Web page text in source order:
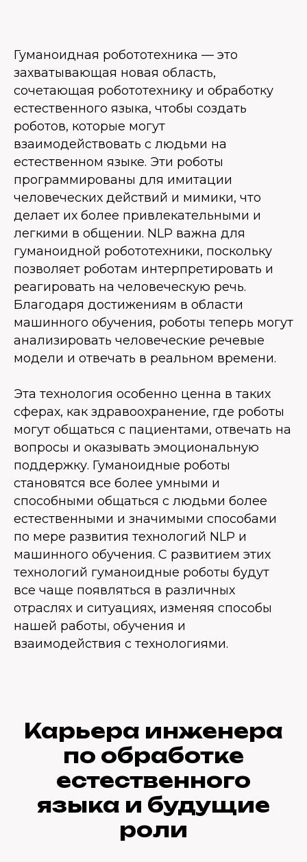
Гуманоидная робототехника — это
захватывающая новая область,
сочетающая робототехнику и обработку
естественного языка, чтобы создать
роботов, которые могут
взаимодействовать с людьми на
естественном языке. Эти роботы
программированы для имитации
человеческих действий и мимики, что
делает их более привлекательными и
легкими в общении. NLP важна для
гуманоидной робототехники, поскольку
позволяет роботам интерпретировать и
реагировать на человеческую речь.
Благодаря достижениям в области
машинного обучения, роботы теперь могут
анализировать человеческие речевые
модели и отвечать в реальном времени.
Эта технология особенно ценна в таких
сферах, как здравоохранение, где роботы
могут общаться с пациентами, отвечать на
вопросы и оказывать эмоциональную
поддержку. Гуманоидные роботы
становятся все более умными и
способными общаться с людьми более
естественными и значимыми способами
по мере развития технологий NLP и
машинного обучения. С развитием этих
технологий гуманоидные роботы будут
все чаще появляться в различных
отраслях и ситуациях, изменяя способы
нашей работы, обучения и
взаимодействия с технологиями.
Карьера инженера
по обработке
естественного
языка и будущие
роли